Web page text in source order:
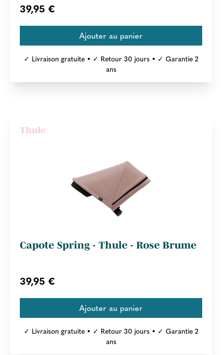
39,95 €
✓ Livraison gratuite • ✓ Retour 30 jours • ✓ Garantie 2
ans
Thule
Capote Spring - Thule - Rose Brume
39,95 €
✓ Livraison gratuite • ✓ Retour 30 jours • ✓ Garantie 2
ans